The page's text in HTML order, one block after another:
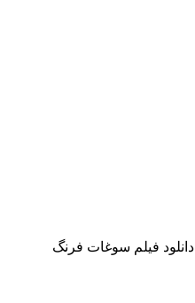
دانلود فیلم سوغات فرنگ